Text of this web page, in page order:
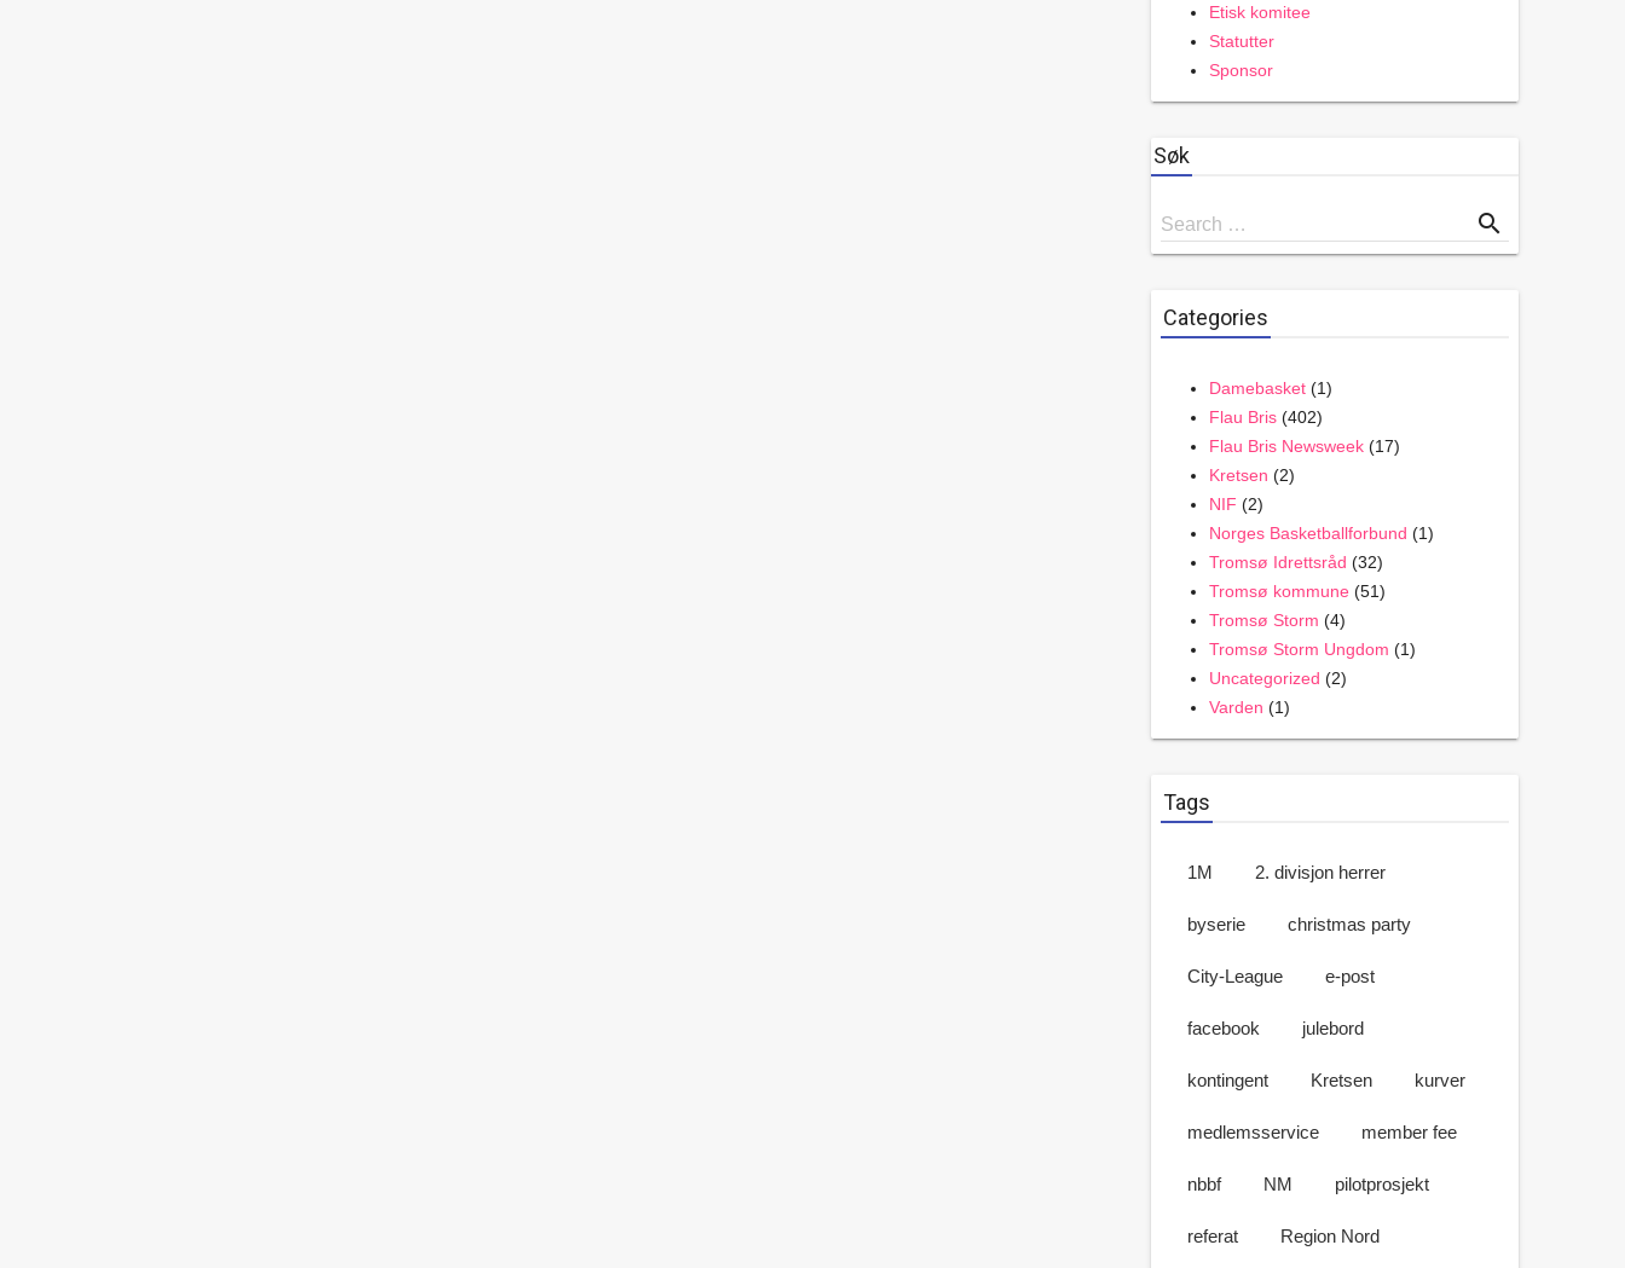
Etisk komitee
Statutter
Sponsor
Søk
Search
for
Search … search
Categories
Damebasket (1)
Flau Bris (402)
Flau Bris Newsweek (17)
Kretsen (2)
NIF (2)
Norges Basketballforbund (1)
Tromsø Idrettsråd (32)
Tromsø kommune (51)
Tromsø Storm (4)
Tromsø Storm Ungdom (1)
Uncategorized (2)
Varden (1)
Tags
1M 2. divisjon herrer
byserie christmas party
City-League e-post
facebook julebord
kontingent Kretsen kurver
medlemsservice member fee
nbbf NM pilotprosjekt
referat Region Nord